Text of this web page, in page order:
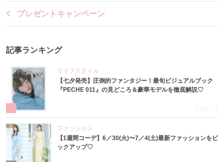
プレゼントキャンペーン
記事ランキング
ライフスタイル
【七夕発売】圧倒的ファンタジー！最旬ビジュアルブック
『PECHE 011』の見どころ＆豪華モデルを徹底解説♡
2026.7.7
ファッション
【1週間コーデ】6／30(火)〜7／4(土)最新ファッションをピ
ックアップ♡